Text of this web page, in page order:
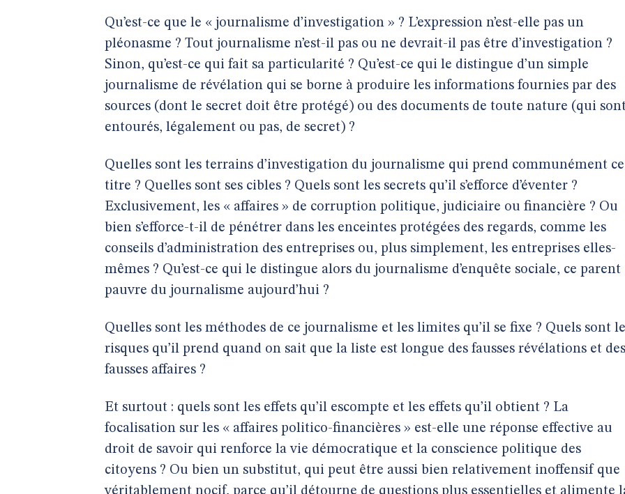
Qu’est-ce que le « journalisme d’investigation » ? L’expression n’est-elle pas un
pléonasme ? Tout journalisme n’est-il pas ou ne devrait-il pas être d’investigation ?
Sinon, qu’est-ce qui fait sa particularité ? Qu’est-ce qui le distingue d’un simple
journalisme de révélation qui se borne à produire les informations fournies par des
sources (dont le secret doit être protégé) ou des documents de toute nature (qui
entourés, légalement ou pas, de secret) ?
Quelles sont les terrains d’investigation du journalisme qui prend communément ce
titre ? Quelles sont ses cibles ? Quels sont les secrets qu’il s’efforce d’éventer ?
Exclusivement, les « affaires » de corruption politique, judiciaire ou financière ? Ou
bien s’efforce-t-il de pénétrer dans les enceintes protégées des regards, comme les
conseils d’administration des entreprises ou, plus simplement, les entreprises elles-
mêmes ? Qu’est-ce qui le distingue alors du journalisme d’enquête sociale, ce parent
pauvre du journalisme aujourd’hui ?
Quelles sont les méthodes de ce journalisme et les limites qu’il se fixe ? Quels sont
risques qu’il prend quand on sait que la liste est longue des fausses révélations et des
fausses affaires ?
Et surtout : quels sont les effets qu’il escompte et les effets qu’il obtient ? La
focalisation sur les « affaires politico-financières » est-elle une réponse effective au
droit de savoir qui renforce la vie démocratique et la conscience politique des
citoyens ? Ou bien un substitut, qui peut être aussi bien relativement inoffensif que
véritablement nocif, parce qu’il détourne de questions plus essentielles et alimente